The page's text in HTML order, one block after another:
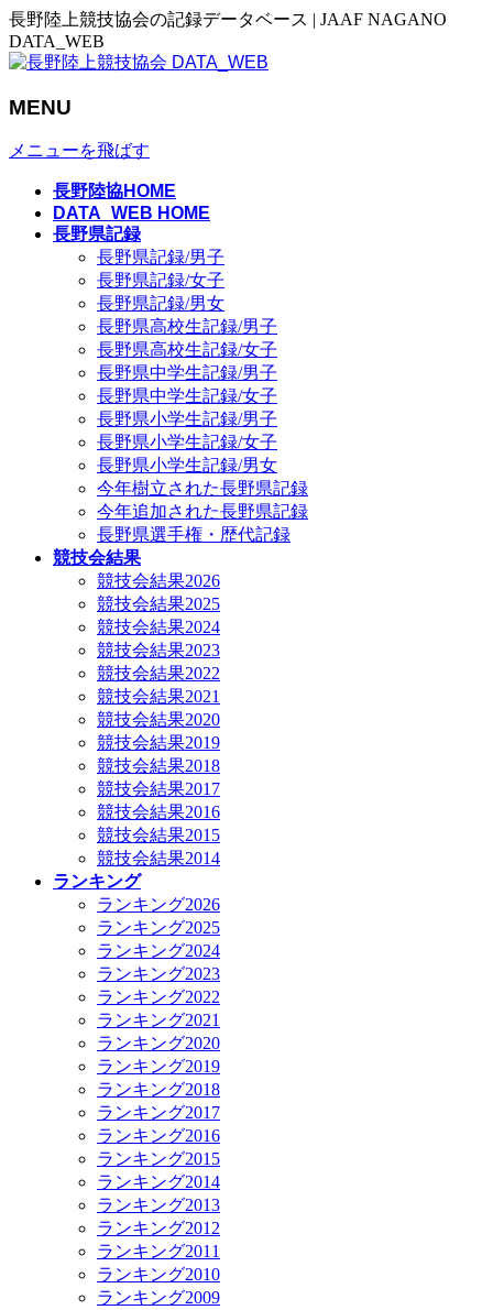
長野陸上競技協会の記録データベース | JAAF NAGANO
DATA_WEB
MENU
メニューを飛ばす
長野陸協HOME
DATA_WEB HOME
長野県記録
長野県記録/男子
長野県記録/女子
長野県記録/男女
長野県高校生記録/男子
長野県高校生記録/女子
長野県中学生記録/男子
長野県中学生記録/女子
長野県小学生記録/男子
長野県小学生記録/女子
長野県小学生記録/男女
今年樹立された長野県記録
今年追加された長野県記録
長野県選手権・歴代記録
競技会結果
競技会結果2026
競技会結果2025
競技会結果2024
競技会結果2023
競技会結果2022
競技会結果2021
競技会結果2020
競技会結果2019
競技会結果2018
競技会結果2017
競技会結果2016
競技会結果2015
競技会結果2014
ランキング
ランキング2026
ランキング2025
ランキング2024
ランキング2023
ランキング2022
ランキング2021
ランキング2020
ランキング2019
ランキング2018
ランキング2017
ランキング2016
ランキング2015
ランキング2014
ランキング2013
ランキング2012
ランキング2011
ランキング2010
ランキング2009